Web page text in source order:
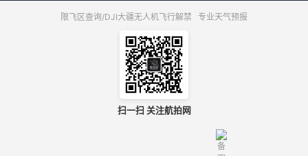
限飞区查询/DJI大疆无人机飞行解禁 专业天气预报
扫一扫 关注航拍网